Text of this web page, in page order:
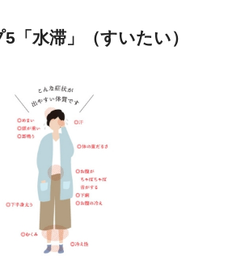
「水滞」（すいたい）